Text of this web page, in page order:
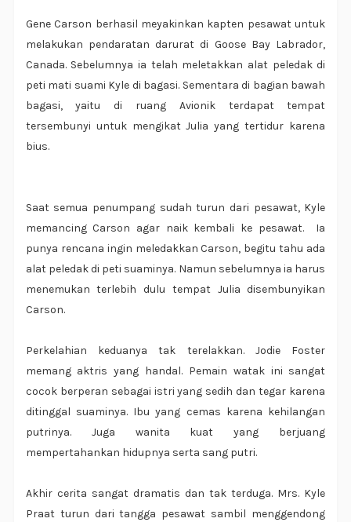
Gene Carson berhasil meyakinkan kapten pesawat untuk
melakukan pendaratan darurat di Goose Bay Labrador,
Canada. Sebelumnya ia telah meletakkan alat peledak di
peti mati suami Kyle di bagasi. Sementara di bagian bawah
bagasi, yaitu di ruang Avionik terdapat tempat
tersembunyi untuk mengikat Julia yang tertidur karena
bius.
Saat semua penumpang sudah turun dari pesawat, Kyle
memancing Carson agar naik kembali ke pesawat. Ia
punya rencana ingin meledakkan Carson, begitu tahu ada
alat peledak di peti suaminya. Namun sebelumnya ia harus
menemukan terlebih dulu tempat Julia disembunyikan
Carson.
Perkelahian keduanya tak terelakkan. Jodie Foster
memang aktris yang handal. Pemain watak ini sangat
cocok berperan sebagai istri yang sedih dan tegar karena
ditinggal suaminya. Ibu yang cemas karena kehilangan
putrinya. Juga wanita kuat yang berjuang
mempertahankan hidupnya serta sang putri.
Akhir cerita sangat dramatis dan tak terduga. Mrs. Kyle
Praat turun dari tangga pesawat sambil menggendong